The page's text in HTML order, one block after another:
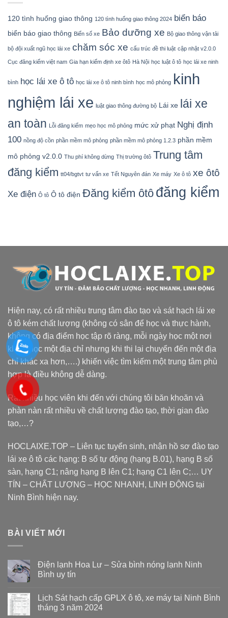
120 tình huống giao thông 120 tình huống giao thông 2024 biển báo
biển báo giao thông Biển số xe Bảo dưỡng xe Bộ giao thông vận tải
bộ đội xuất ngũ học lái xe chăm sóc xe cấu trúc đề thi luật cập nhật v2.0.0
Cục đăng kiểm việt nam Gia hạn kiểm định xe ôtô Hà Nội học luật ô tô học lái xe ninh
bình học lái xe ô tô học lái xe ô tô ninh bình học mô phỏng kinh
nghiệm lái xe luật giao thông đường bộ Lái xe lái xe
an toàn Lỗi đăng kiểm mẹo học mô phỏng mức xử phạt Nghị định
100 nồng độ cồn phần mềm mô phỏng phần mềm mô phỏng 1.2.3 phần mềm
mô phỏng v2.0.0 Thu phí không dừng Thị trường ôtô Trung tâm
đăng kiểm tt04/bgtvt tư vấn xe Tết Nguyên đán Xe máy Xe ô tô xe ôtô
Xe điện Ô tô Ô tô điện Đăng kiểm ôtô đăng kiểm
Hiện nay, có rất nhiều trung tâm đào tạo và sát hạch lái xe
ô tô kém chất lượng (không có sân để học và thực hành,
không có địa điểm học tập rõ ràng, mỗi ngày học một nơi
khác, học một địa chỉ nhưng khi thi lại chuyển đến một địa
chỉ khác xa hơn,….) khiến việc tìm kiếm một trung tâm phù
hợp là điều không dễ dàng.
Rất nhiều học viên khi đến với chúng tôi băn khoăn và
phàn nàn rất nhiều về chất lượng đào tạo, thời gian đào
tạo,…?
HOCLAIXE.TOP – Liên tục tuyển sinh, nhận hồ sơ đào tạo
lái xe ô tô các hạng: B số tự động (hạng B.01), hạng B số
sàn, hạng C1; nâng hạng B lên C1; hạng C1 lên C;… UY
TÍN – CHẤT LƯỢNG – HỌC NHANH, LINH ĐỘNG tại
Ninh Bình hiện nay.
BÀI VIẾT MỚI
Điện lạnh Hoa Lư – Sửa bình nóng lạnh Ninh
Bình uy tín
Lịch Sát hạch cấp GPLX ô tô, xe máy tại Ninh Bình
tháng 3 năm 2024